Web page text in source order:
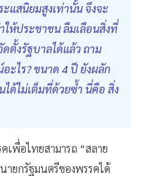
ะแสนิยมสูงเท่านั้น จึงจะ
ให้ประชาชน ลืมเลือนสิ่งที่
ตั้งรัฐบาลได้แล้ว ถาม
ะไร? ขนาด 4 ปี ยังผลัก
ได้ไม่เต็มที่ด้วยซ้ำ นี่คือ สิ่ง
เพื่อไทยสามารถ “สลาย
ายกรัฐมนตรีของพรรคได้